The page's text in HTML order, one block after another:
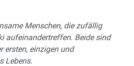
Menschen, die zufällig
aufeinandertreffen. Beide sind
ersten, einzigen und
Lebens.